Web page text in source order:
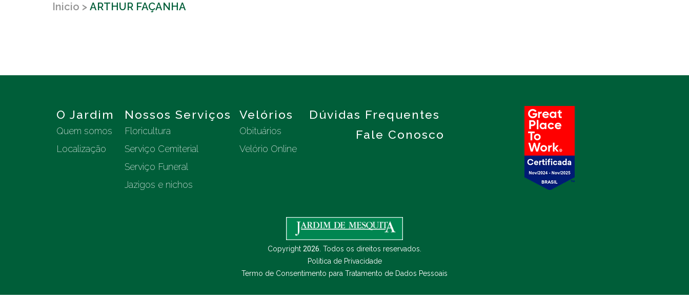
Inicio ARTHUR FAÇANHA
O Jardim
Quem somos
Localização
Nossos Serviços
Floricultura
Serviço Cemiterial
Serviço Funeral
Jazigos e nichos
Velórios
Obituários
Velório Online
Dúvidas Frequentes
Fale Conosco
Copyright 2026 . Todos os direitos reservados.
Política de Privacidade
Termo de Consentimento para Tratamento de Dados Pessoais